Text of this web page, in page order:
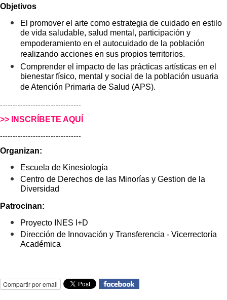
Objetivos
El promover el arte como estrategia de cuidado en estilo
de vida saludable, salud mental, participación y
empoderamiento en el autocuidado de la población
realizando acciones en sus propios territorios.
Comprender el impacto de las prácticas artísticas en el
bienestar físico, mental y social de la población usuaria
de Atención Primaria de Salud (APS).
--------------------------------
>> INSCRÍBETE AQUÍ
--------------------------------
Organizan:
Escuela de Kinesiología
Centro de Derechos de las Minorías y Gestion de la
Diversidad
Patrocinan:
Proyecto INES I+D
Dirección de Innovación y Transferencia - Vicerrectoría
Académica
Compartir por email